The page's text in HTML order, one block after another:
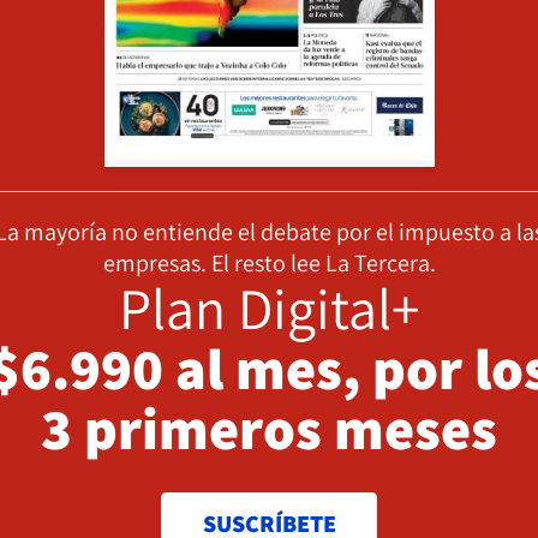
mayoría no entiende el debate por el impuesto a
empresas. El resto lee La Tercera.
Plan Digital+
al mes, por
3 primeros meses
SUSCRÍBETE